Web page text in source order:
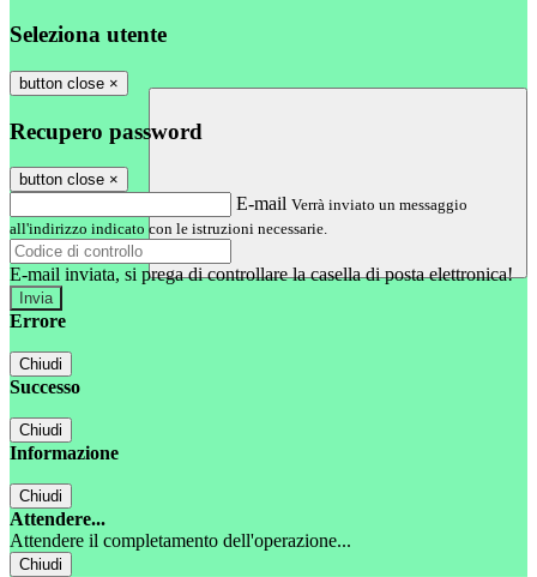
Seleziona utente
button close ×
Recupero password
button close ×
E-mail Verrà inviato un messaggio
all'indirizzo indicato con le istruzioni necessarie.
E-mail inviata, si prega di controllare la casella di posta elettronica!
Errore
Chiudi
Successo
Chiudi
Informazione
Chiudi
Attendere...
Attendere il completamento dell'operazione...
Chiudi